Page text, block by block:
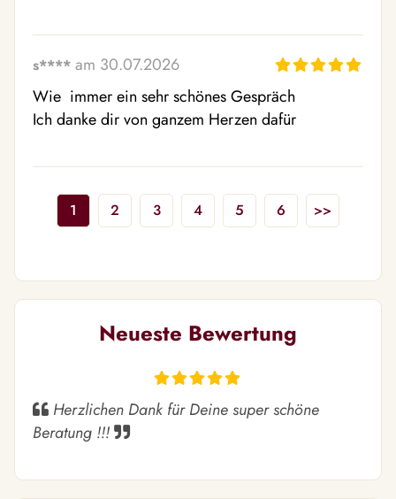
s**** am 30.07.2026
Wie  immer ein sehr schönes Gespräch
Ich danke dir von ganzem Herzen dafür
1 2 3 4 5 6 >>
Neueste Bewertung
Herzlichen Dank für Deine super schöne
Beratung !!!